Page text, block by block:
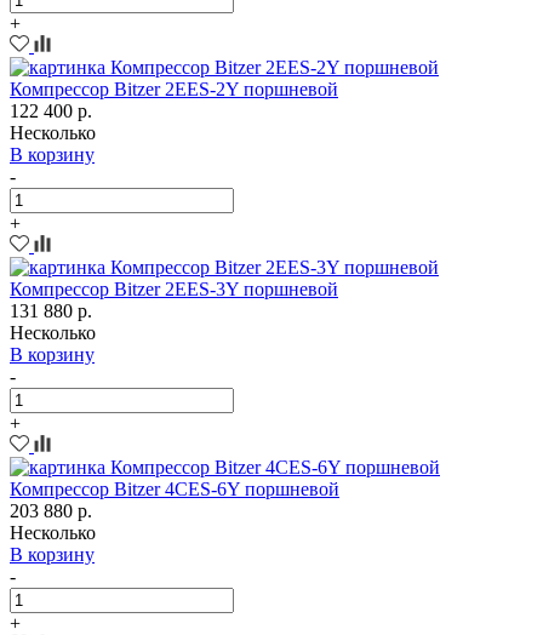
+
Компрессор Bitzer 2EES-2Y поршневой
122 400 р.
Несколько
В корзину
-
+
Компрессор Bitzer 2EES-3Y поршневой
131 880 р.
Несколько
В корзину
-
+
Компрессор Bitzer 4CES-6Y поршневой
203 880 р.
Несколько
В корзину
-
+